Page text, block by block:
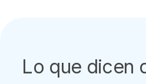
Lo que dicen